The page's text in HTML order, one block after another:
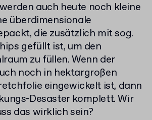
auch heute noch kleine
überdimensionale
die zusätzlich mit sog.
gefüllt ist, um den
zu füllen. Wenn der
noch in hektargroßen
eingewickelt ist, dann
Desaster komplett. Wir
das wirklich sein?